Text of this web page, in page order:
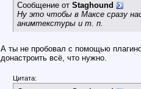
Сообщение от Staghound
Ну это чтобы в Максе сразу
анимтекстуры и т. п.
А ты не пробовал с помощью
донастроить всё, что нужно.
Цитата: